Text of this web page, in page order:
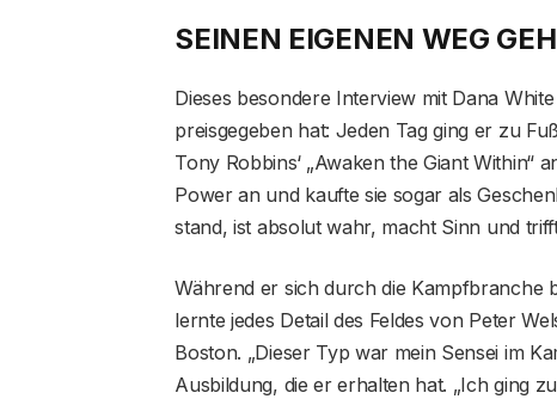
SEINEN EIGENEN WEG
Dieses besondere Interview mit Dana
preisgegeben hat: Jeden Tag ging er zu
Tony Robbins‘ „Awaken the Giant
Power an und kaufte sie sogar als
stand, ist absolut wahr, macht Sinn und
Während er sich durch die Kampfbranche
lernte jedes Detail des Feldes von Peter
Boston. „Dieser Typ war mein Sensei im
Ausbildung, die er erhalten hat. „Ich ging